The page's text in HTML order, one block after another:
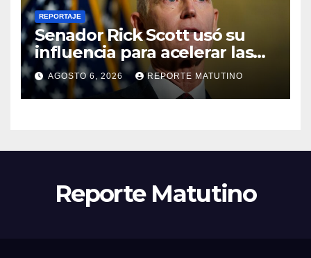
REPORTAJE
Senador Rick Scott usó su
influencia para acelerar las
elecciones en Venezuela
AGOSTO 6, 2026 REPORTE MATUTINO
Reporte Matutino